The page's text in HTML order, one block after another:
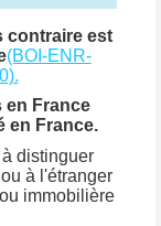
contraire est
(BOI-ENR-
en France
France.
distinguer
à l'étranger
immobilière